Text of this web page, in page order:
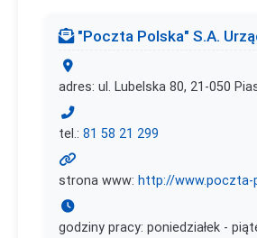
"Poczta Polska" S.A.
adres: ul. Lubelska 80, 21-050
tel.: 81 58 21 299
strona www: http://www.poczta-
godziny pracy: poniedziałek -